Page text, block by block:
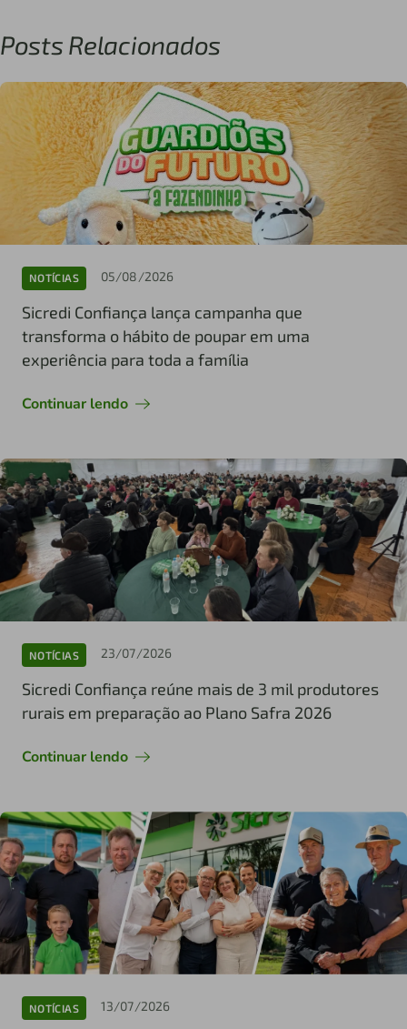
Posts Relacionados
NOTÍCIAS 05/08/2026
Sicredi Confiança lança campanha que
transforma o hábito de poupar em uma
experiência para toda a família
Continuar lendo
NOTÍCIAS 23/07/2026
Sicredi Confiança reúne mais de 3 mil produtores
rurais em preparação ao Plano Safra 2026
Continuar lendo
NOTÍCIAS 13/07/2026